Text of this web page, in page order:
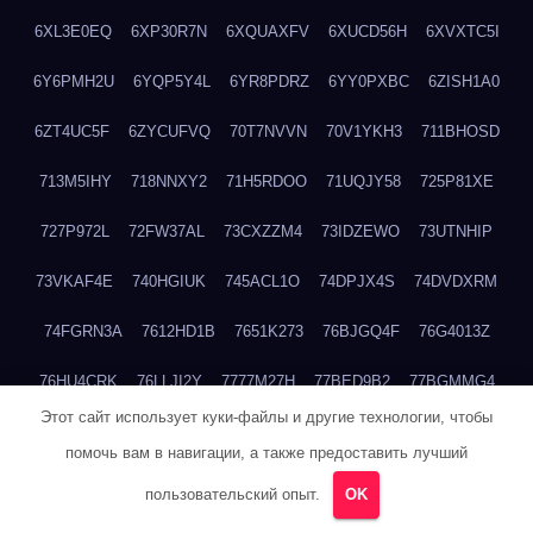
6XL3E0EQ 6XP30R7N 6XQUAXFV 6XUCD56H 6XVXTC5I
6Y6PMH2U 6YQP5Y4L 6YR8PDRZ 6YY0PXBC 6ZISH1A0
6ZT4UC5F 6ZYCUFVQ 70T7NVVN 70V1YKH3 711BHOSD
713M5IHY 718NNXY2 71H5RDOO 71UQJY58 725P81XE
727P972L 72FW37AL 73CXZZM4 73IDZEWO 73UTNHIP
73VKAF4E 740HGIUK 745ACL1O 74DPJX4S 74DVDXRM
74FGRN3A 7612HD1B 7651K273 76BJGQ4F 76G4013Z
76HU4CRK 76LLJI2Y 7777M27H 77BED9B2 77BGMMG4
77TABW20 780FZHSV 78Q29S80
Этот сайт использует куки-файлы и другие технологии, чтобы
помочь вам в навигации, а также предоставить лучший
пользовательский опыт. OK